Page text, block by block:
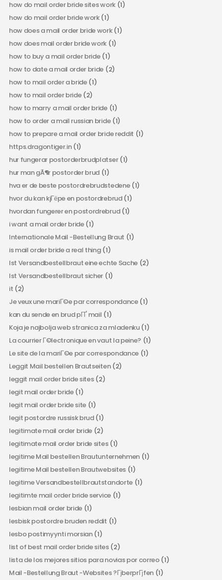
how do mail order bride sites work(1)
how do mail order bride work(1)
how does a mail order bride work(1)
how does mail order bride work (1)
how to buy a mail order bride(1)
how to date a mail order bride (2)
how to mail order a bride(1)
how to mail order bride(2)
how to marry a mail order bride(1)
how to order a mail russian bride(1)
how to prepare a mail order bride reddit (1)
https.dragontiger.in(1)
hur fungerar postorderbrudplatser(1)
hur man gÃ¶r postorder brud (1)
hva er de beste postordrebrudstedene(1)
hvor du kan kjГёpe en postordrebrud(1)
hvordan fungerer en postordrebrud(1)
i want a mail order bride(1)
Internationale Mail -Bestellung Braut (1)
is mail order bride a real thing(1)
Ist Versandbestellbraut eine echte Sache(2)
Ist Versandbestellbraut sicher (1)
it (2)
Je veux une mariГ©e par correspondance(1)
kan du sende en brud pГҐ mail (1)
Koja je najbolja web stranica za mladenku(1)
La courrier Г©lectronique en vaut la peine? (1)
Le site de la mariГ©e par correspondance(1)
Leggit Mail bestellen Brautseiten(2)
leggit mail order bride sites(2)
legit mail order bride(1)
legit mail order bride site (1)
legit postordre russisk brud(1)
legitimate mail order bride (2)
legitimate mail order bride sites(1)
legitime Mail bestellen Brautunternehmen(1)
legitime Mail bestellen Brautwebsites(1)
legitime Versandbestellbrautstandorte(1)
legitimte mail order bride service(1)
lesbian mail order bride (1)
lesbisk postordre bruden reddit (1)
lesbo postimyynti morsian(1)
list of best mail order bride sites(2)
lista de los mejores sitios para novias por correo(1)
Mail -Bestellung Braut -Websites ?ГјberprГјfen(1)